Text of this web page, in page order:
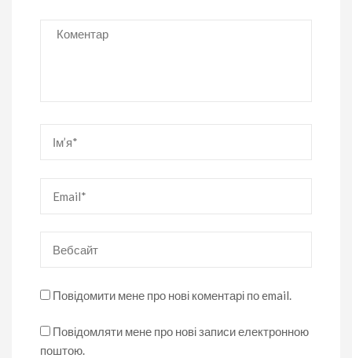
Коментар
Повідомити мене про нові коментарі по email.
Повідомляти мене про нові записи електронною
поштою.